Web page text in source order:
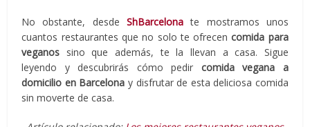
No obstante, desde ShBarcelona te mostramos unos
cuantos restaurantes que no solo te ofrecencomida para
veganos sino que además, te la llevan a casa. Sigue
leyendo y descubrirás cómo pedir comida vegana a
domicilio en Barcelona y disfrutar de esta deliciosa comida
sin moverte de casa.